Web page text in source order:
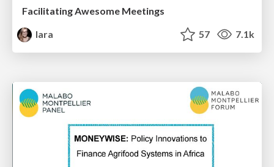
Facilitating Awesome Meetings
lara
57 7.1k